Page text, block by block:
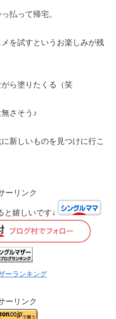
払って帰宅。
を試すというお楽しみが残
ら塗りたくる（笑
さそう♪
新しいものを見つけに行こ
ーリンク
と嬉しいです↓
ーランキング
ーリンク